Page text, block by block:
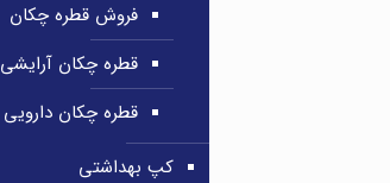
فروش قطره چکان
قطره چکان آرایشی
قطره چکان دارویی
کپ بهداشتی